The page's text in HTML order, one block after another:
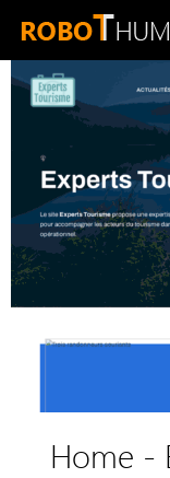
Home -